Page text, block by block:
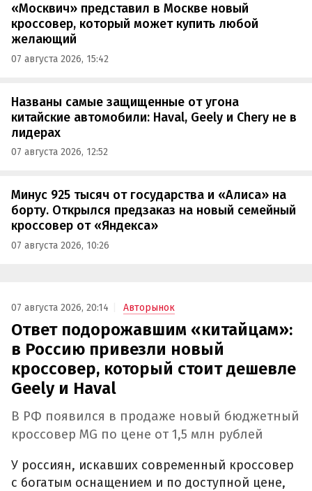
«Москвич» представил в Москве новый
кроссовер, который может купить любой
желающий
07 августа 2026, 15:42
Названы самые защищенные от угона
китайские автомобили: Haval, Geely и Chery не в
лидерах
07 августа 2026, 12:52
Минус 925 тысяч от государства и «Алиса» на
борту. Открылся предзаказ на новый семейный
кроссовер от «Яндекса»
07 августа 2026, 10:26
07 августа 2026, 20:14 Авторынок
Ответ подорожавшим «китайцам»:
в Россию привезли новый
кроссовер, который стоит дешевле
Geely и Haval
В РФ появился в продаже новый бюджетный
кроссовер MG по цене от 1,5 млн рублей
У россиян, искавших современный кроссовер
с богатым оснащением и по доступной цене,